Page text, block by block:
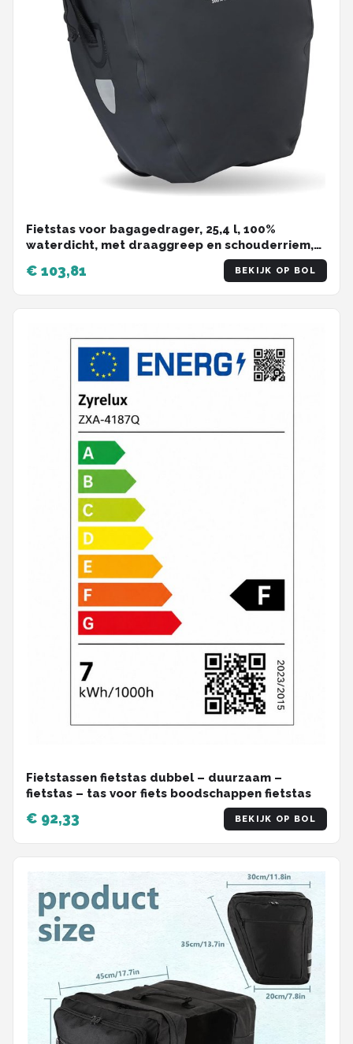
Fietstas voor bagagedrager, 25,4 l, 100%
waterdicht, met draaggreep en schouderriem,
fietstas bagagedragertas, fietstas achter
Fietstas voor op de bagagedrager, 25,4 liter,
100% waterdicht, met handvat en schouderriem,
achterste fietstas
€ 103,81 BEKIJK OP BOL
Fietstassen fietstas dubbel – duurzaam –
fietstas – tas voor fiets boodschappen fietstas
€ 92,33 BEKIJK OP BOL